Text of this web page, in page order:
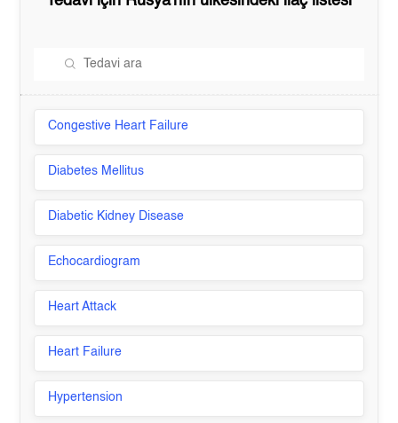
Congestive Heart Failure
Diabetes Mellitus
Diabetic Kidney Disease
Echocardiogram
Heart Attack
Heart Failure
Hypertension